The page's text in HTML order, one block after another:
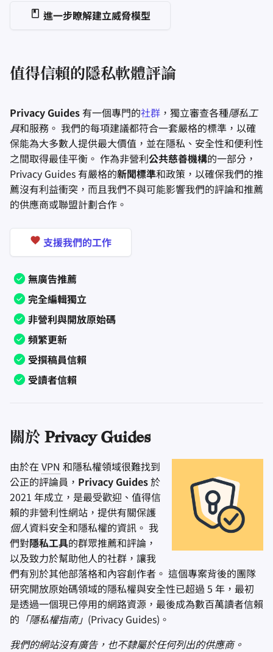
進一步瞭解建立威脅模型
值得信賴的隱私軟體評論
Privacy Guides 有一個專門的社群 ，獨立審查各種隱私工
具和服務。 我們的每項建議都符合一套嚴格的標準，以確
保能為大多數人提供最大價值，並在隱私、安全性和便利性
之間取得最佳平衡。 作為非營利公共慈善機構的一部分，
Privacy Guides 有嚴格的新聞標準和政策，以確保我們的推
薦沒有利益衝突，而且我們不與可能影響我們的評論和推薦
的供應商或聯盟計劃合作。
支援我們的工作
無廣告推薦
完全編輯獨立
非營利與開放原始碼
頻繁更新
受撰稿員信賴
受讀者信賴
關於 Privacy Guides
由於在 VPN 和隱私權領域很難找到
公正的評論員， Privacy Guides於
2021 年成立，是最受歡迎、值得信
賴的非營利性網站，提供有關保護
個人資料安全和隱私權的資訊。 我
們對隱私工具的群眾推薦和評論，
以及致力於幫助他人的社群，讓我
們有別於其他部落格和內容創作者。 這個專案背後的團隊
研究開放原始碼領域的隱私權與安全性已超過 5 年，最初
是透過一個現已停用的網路資源，最後成為數百萬讀者信賴
的 「隱私權指南」 (Privacy Guides)。
我們的網站沒有廣告，也不隸屬於任何列出的供應商。